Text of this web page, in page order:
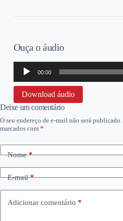
Ouça o áudio
Tocador
áudio
00:00
Download áudio
Deixe um comentário
O seu endereço de e-mail não será publicado.
marcados com *
Nome*
E-mail*
Adicionar comentário *